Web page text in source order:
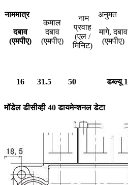
नाममात्र
दबाव
(एमपीए)
कमाल
दबाव
(एमपीए)
नाम
प्रवाह
(एल /
मिनिट)
अनुमत
मागे, दबाव
(एमपीए)
16 31.5 50 डब्ल्यू 1
मॉडेल डीसीव्ही 40 डायमेन्शनल डेटा